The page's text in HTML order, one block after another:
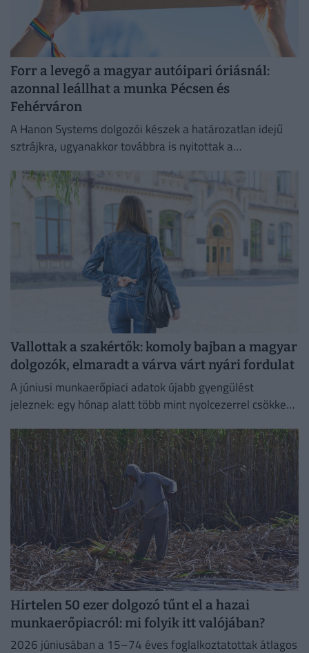
Forr a levegő a magyar autóipari óriásnál:
azonnal leállhat a munka Pécsen és
Fehérváron
A Hanon Systems dolgozói készek a határozatlan idejű
sztrájkra, ugyanakkor továbbra is nyitottak a
Vallottak a szakértők: komoly bajban a magyar
dolgozók, elmaradt a várva várt nyári fordulat
A júniusi munkaerőpiaci adatok újabb gyengülést
jeleznek: egy hónap alatt több mint nyolcezerrel csökkent
Hirtelen 50 ezer dolgozó tűnt el a hazai
munkaerőpiacról: mi folyik itt valójában?
2026 júniusában a 15–74 éves foglalkoztatottak átlagos